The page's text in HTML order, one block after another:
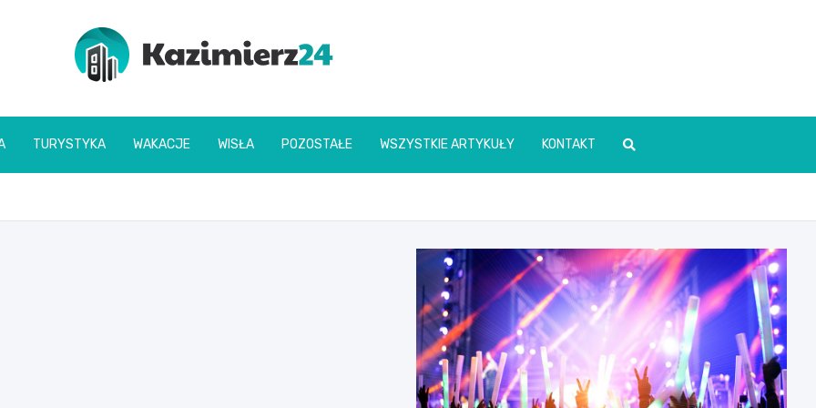
kazimierz24.pl
TURYSTYKA WAKACJE WISŁA POZOSTAŁE WSZYSTKIE ARTYKUŁY KONTAKT